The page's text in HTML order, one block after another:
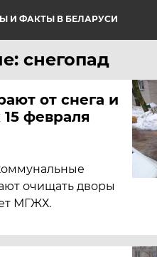
И ФАКТЫ В БЕЛАРУСИ
снегопад
от снега и
февраля
очищать дворы
МГЖХ.